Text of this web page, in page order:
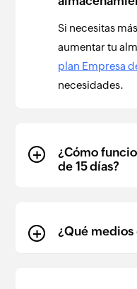
Si necesitas
aumentar tu
plan Empresa
necesidades.
¿Cómo
de 15 días?
¿Qué